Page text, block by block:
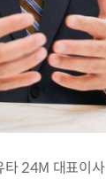
타 24M 대표이사